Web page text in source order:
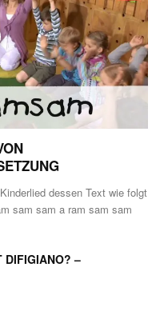
dessen Text wie folgt
sam sam a ram sam sam
DIFIGIANO? –